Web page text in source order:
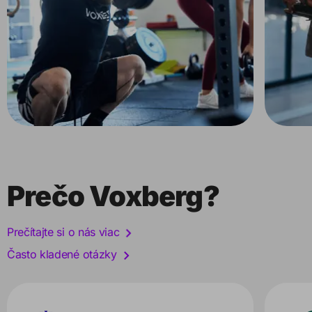
Prečo Voxberg?
Prečítajte si o nás viac
Často kladené otázky